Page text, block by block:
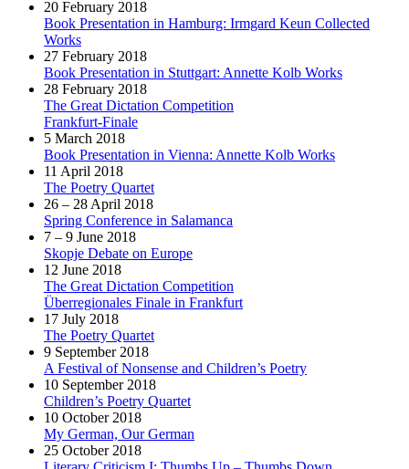
20 February 2018
Book Presentation in Hamburg: Irmgard Keun Collected
Works
27 February 2018
Book Presentation in Stuttgart: Annette Kolb Works
28 February 2018
The Great Dictation Competition
Frankfurt-Finale
5 March 2018
Book Presentation in Vienna: Annette Kolb Works
11 April 2018
The Poetry Quartet
26 – 28 April 2018
Spring Conference in Salamanca
7 – 9 June 2018
Skopje Debate on Europe
12 June 2018
The Great Dictation Competition
Überregionales Finale in Frankfurt
17 July 2018
The Poetry Quartet
9 September 2018
A Festival of Nonsense and Children’s Poetry
10 September 2018
Children’s Poetry Quartet
10 October 2018
My German, Our German
25 October 2018